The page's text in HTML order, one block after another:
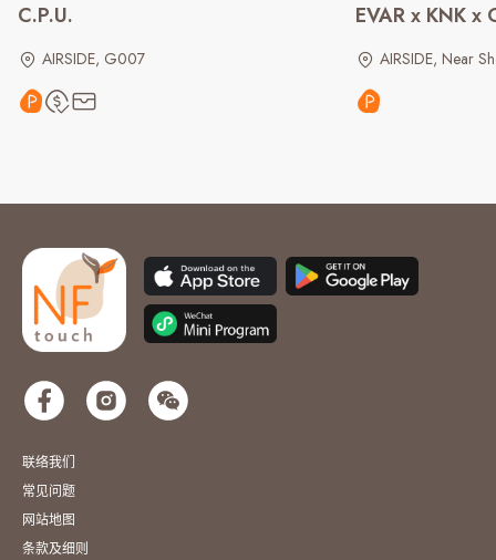
C.P.U.
AIRSIDE, G007
EVAR x KNK x
AIRSIDE, Near
联络我们
常见问题
网站地图
条款及细则